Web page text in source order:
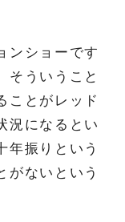
ンショーです
そういうこと
ことがレッド
況になるとい
年振りという
がないという